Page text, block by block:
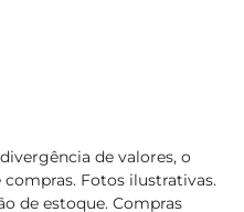
de valores, o
Fotos ilustrativas.
de estoque. Compras